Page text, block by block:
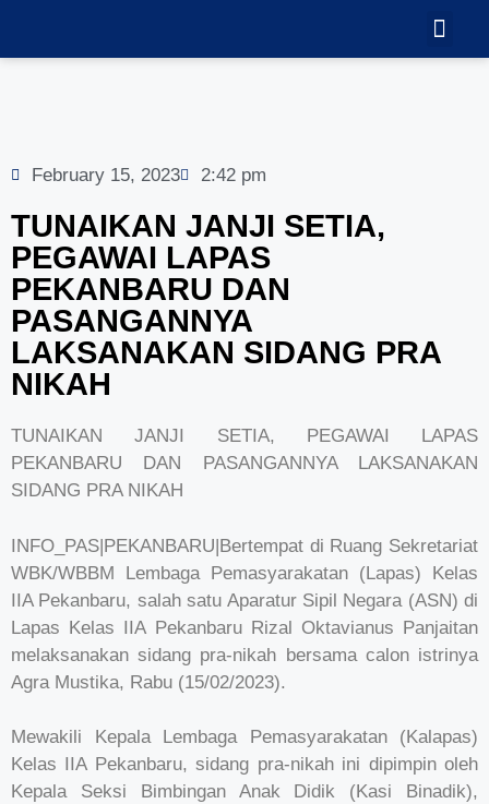
February 15, 2023 2:42 pm
TUNAIKAN JANJI SETIA,
PEGAWAI LAPAS
PEKANBARU DAN
PASANGANNYA
LAKSANAKAN SIDANG PRA
NIKAH
TUNAIKAN JANJI SETIA, PEGAWAI LAPAS
PEKANBARU DAN PASANGANNYA LAKSANAKAN
SIDANG PRA NIKAH
INFO_PAS|PEKANBARU|Bertempat di Ruang Sekretariat
WBK/WBBM Lembaga Pemasyarakatan (Lapas) Kelas
IIA Pekanbaru, salah satu Aparatur Sipil Negara (ASN) di
Lapas Kelas IIA Pekanbaru Rizal Oktavianus Panjaitan
melaksanakan sidang pra-nikah bersama calon istrinya
Agra Mustika, Rabu (15/02/2023).
Mewakili Kepala Lembaga Pemasyarakatan (Kalapas)
Kelas IIA Pekanbaru, sidang pra-nikah ini dipimpin oleh
Kepala Seksi Bimbingan Anak Didik (Kasi Binadik),